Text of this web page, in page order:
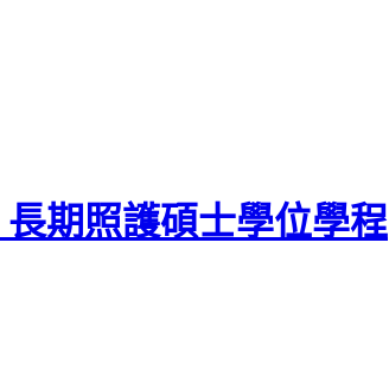
期照護碩士學位學程